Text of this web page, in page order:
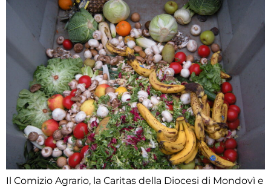
Il Comizio Agrario, la Caritas della Diocesi di Mondovì e